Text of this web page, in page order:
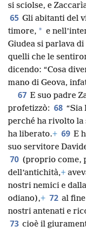
si sciolse, e
65 Gli abitanti del
timore, * e
Giudea si parlava
quelli che le
dicendo: “Cosa
mano di Geova,
67 E suo padre
profetizzò: 68 “Sia
perché ha rivolto la
ha liberato.+ 69 E
suo servitore
70 (proprio come,
dell’antichità,+
nostri nemici e
odiano),+ 72 al
nostri antenati e
73 cioè il